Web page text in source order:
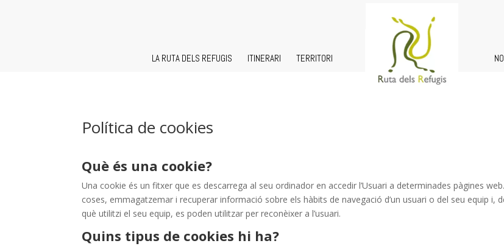
LA RUTA DELS REFUGIS ITINERARI TERRITORI
Política de cookies
Què és una cookie?
Una cookie és un fitxer que es descarrega al seu ordinador en accedir l’Usuari a determinades pàgines
coses, emmagatzemar i recuperar informació sobre els hàbits de navegació d’un usuari o del seu equip
què utilitzi el seu equip, es poden utilitzar per reconèixer a l’usuari.
Quins tipus de cookies hi ha?